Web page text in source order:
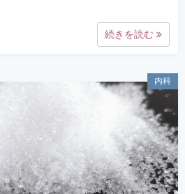
続きを読む
内科